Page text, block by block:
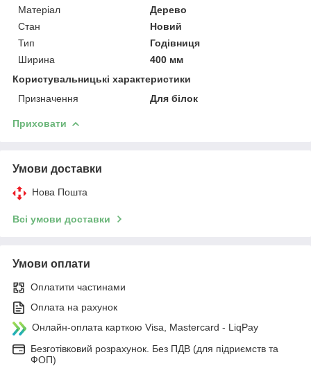
Матеріал
Дерево
Стан
Новий
Тип
Годівниця
Ширина
400 мм
Користувальницькі характеристики
Призначення
Для білок
Приховати
Умови доставки
Нова Пошта
Всі умови доставки
Умови оплати
Оплатити частинами
Оплата на рахунок
Онлайн-оплата карткою Visa, Mastercard - LiqPay
Безготівковий розрахунок. Без ПДВ (для підриємств та
ФОП)